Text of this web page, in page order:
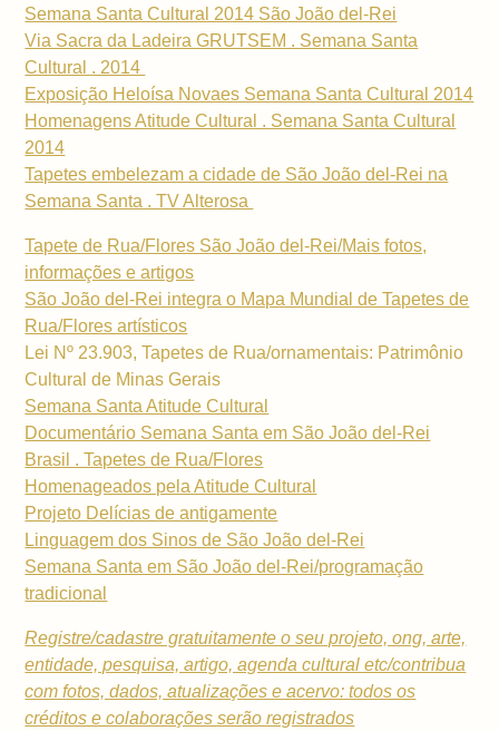
Semana Santa Cultural 2014 São João del-Rei
Via Sacra da Ladeira GRUTSEM . Semana Santa
Cultural . 2014
Exposição Heloísa Novaes Semana Santa Cultural 2014
Homenagens Atitude Cultural . Semana Santa Cultural
2014
Tapetes embelezam a cidade de São João del-Rei na
Semana Santa . TV Alterosa
Tapete de Rua/Flores São João del-Rei/Mais fotos,
informações e artigos
São João del-Rei integra o Mapa Mundial de Tapetes de
Rua/Flores artísticos
Lei Nº 23.903, Tapetes de Rua/ornamentais: Patrimônio
Cultural de Minas Gerais
Semana Santa Atitude Cultural
Documentário Semana Santa em São João del-Rei
Brasil . Tapetes de Rua/Flores
Homenageados pela Atitude Cultural
Projeto Delícias de antigamente
Linguagem dos Sinos de São João del-Rei
Semana Santa em São João del-Rei/programação
tradicional
Registre/cadastre gratuitamente o seu projeto, ong, arte,
entidade, pesquisa, artigo, agenda cultural etc/contribua
com fotos, dados, atualizações e acervo: todos os
créditos e colaborações serão registrados